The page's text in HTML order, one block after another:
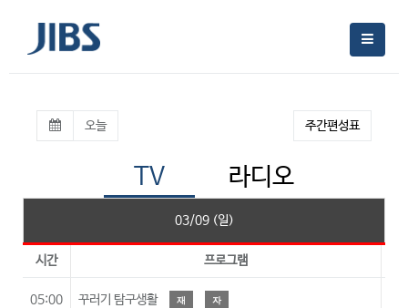
오늘
TV 라디오
주간편성표
03/09 (일)
시간 프로그램
05:00 꾸러기 탐구생활 재 자